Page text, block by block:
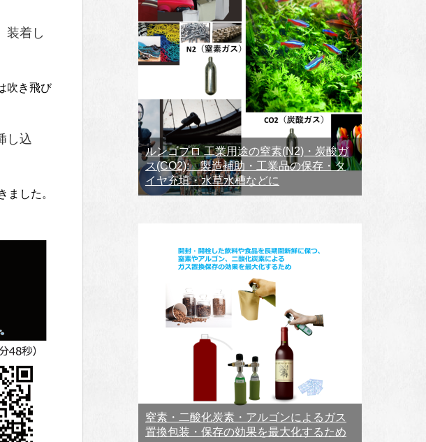
装着し
吹き飛び
し込
ました。
ルンゴプロ 工業用途の窒素(N2)・炭酸ガ
ス(CO2): 製造補助・工業品の保存・タ
イヤ充填・水草水槽などに
窒素・二酸化炭素・アルゴンによるガス
置換包装・保存の効果を最大化するため